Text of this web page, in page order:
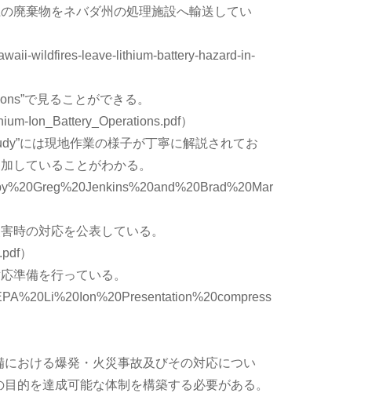
廃棄物をネバダ州の処理施設へ輸送してい
wildfires-leave-lithium-battery-hazard-in-
で見ることができる。
Ion_Battery_Operations.pdf）
には現地作業の様子が丁寧に解説されてお
していることがわかる。
時の対応を公表している。
）
準備を行っている。
おける爆発・火災事故及びその対応につい
的を達成可能な体制を構築する必要がある。